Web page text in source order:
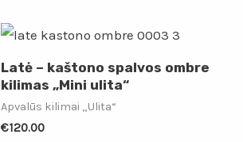
Latė – kaštono spalvos ombre
kilimas „Mini ulita“
Apvalūs kilimai „Ulita“
€120.00